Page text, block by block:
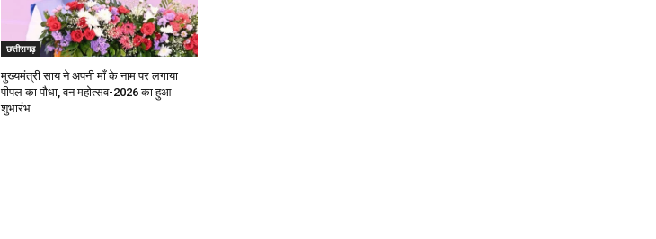
छत्तीसगढ़
मुख्यमंत्री साय ने अपनी माँ के नाम पर लगाया
पीपल का पौधा, वन महोत्सव-2026 का हुआ
शुभारंभ